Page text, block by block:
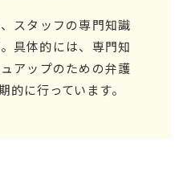
スタッフの専門知識
具体的には、専門知
アップのための弁護
的に行っています。